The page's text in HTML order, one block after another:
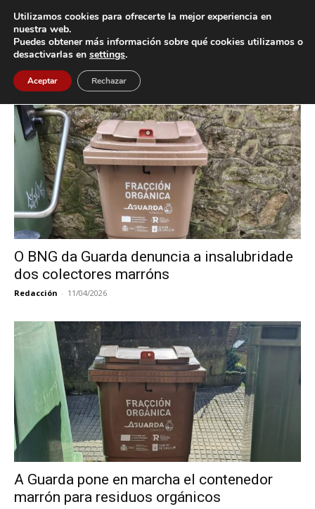
Inicio Etiquetas Contenedor marrón
Etiqueta: Contenedor marrón
O BNG da Guarda denuncia a insalubridade
dos colectores marróns
Redacción - 11/04/2026
A Guarda pone en marcha el contenedor
marrón para residuos orgánicos
Utilizamos cookies para ofrecerte la mejor experiencia en
nuestra web.
Puedes obtener más información sobre qué cookies utilizamos o
desactivarlas en settings.
Aceptar Rechazar